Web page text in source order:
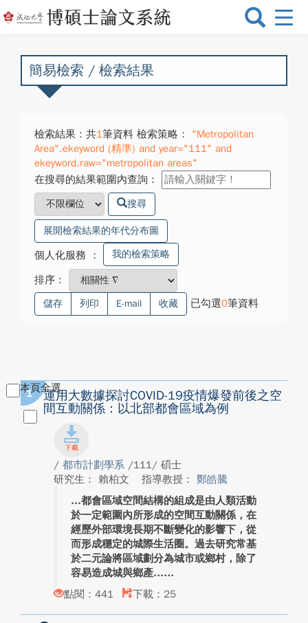
選
換
簡易檢索 / 檢索結果
檢索結果：共1筆資料 檢索策略：
"Metropolitan
Area".ekeyword (精準) and year="111" and
ekeyword.raw="metropolitan areas"
在搜尋的結果範圍內查詢：
搜尋
展開檢索結果的年代分布圖
個人化服務 ： 我的檢索策略
排序：
儲存 列印 E-mail 收藏 已勾選0筆資料
本頁全選
1
運用大數據探討COVID-19疫情爆發前後之空
間互動關係：以北部都會區域為例
/ 都市計劃學系 /111/ 碩士
研究生： 賴柏文
指導教授： 鄭皓騰
都會區域空間結構的組成是由人類活動
於一定範圍內所形成的空間互動關係，在
經歷外部環境長期不斷變化的影響下，從
而形成穩定的城際生活圈。過去研究常基
於二元論將區域劃分為城市或鄉村，除了
容易造成城與鄉產...
點閱：441
下載：25